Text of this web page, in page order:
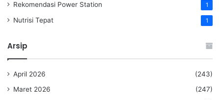
Rekomendasi Power Station 1
Nutrisi Tepat 1
Arsip
April 2026
(243)
Maret 2026
(247)